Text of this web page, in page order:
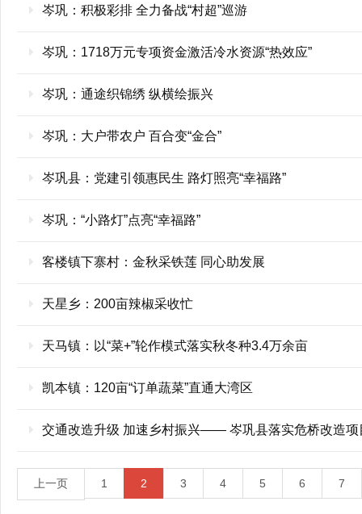
岑巩：积极彩排 全力备战“村超”巡游
岑巩：1718万元专项资金激活冷水资源“热效应”
岑巩：通途织锦绣 纵横绘振兴
岑巩：大户带农户 百合变“金合”
岑巩县：党建引领惠民生 路灯照亮“幸福路”
岑巩：“小路灯”点亮“幸福路”
客楼镇下寨村：金秋采铁莲 同心助发展
天星乡：200亩辣椒采收忙
天马镇：以“菜+”轮作模式落实秋冬种3.4万余亩
凯本镇：120亩“订单蔬菜”直通大湾区
交通改造升级 加速乡村振兴—— 岑巩县落实危桥改造项
上一页 1 2 3 4 5 6 7